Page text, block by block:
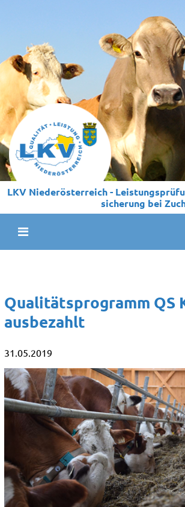
LKV Niederösterreich -
sicherung bei
Qualitätsprogramm QS
ausbezahlt
31.05.2019